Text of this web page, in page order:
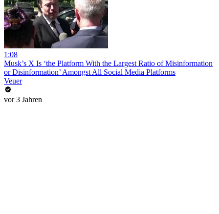
1:08
Musk’s X Is ‘the Platform With the Largest Ratio of Misinformation
or Disinformation’ Amongst All Social Media Platforms
Veuer
vor 3 Jahren